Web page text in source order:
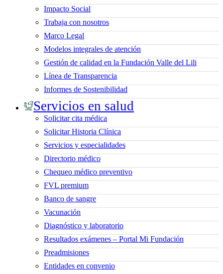
Impacto Social
Trabaja con nosotros
Marco Legal
Modelos integrales de atención
Gestión de calidad en la Fundación Valle del Lili
Línea de Transparencia
Informes de Sostenibilidad
Servicios en salud
Solicitar cita médica
Solicitar Historia Clínica
Servicios y especialidades
Directorio médico
Chequeo médico preventivo
FVL premium
Banco de sangre
Vacunación
Diagnóstico y laboratorio
Resultados exámenes – Portal Mi Fundación
Preadmisiones
Entidades en convenio